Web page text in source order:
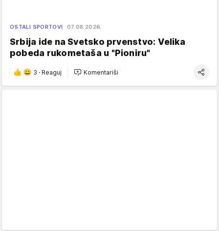
OSTALI SPORTOVI 07.08.2026.
Srbija ide na Svetsko prvenstvo: Velika
pobeda rukometaša u "Pioniru"
3 · Reaguj Komentariši